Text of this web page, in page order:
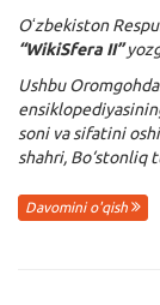
Oʻzbekiston
“WikiSfera II”
Ushbu
soni va sifatini
shahri, Bo‘stonliq
Davomini o'qish